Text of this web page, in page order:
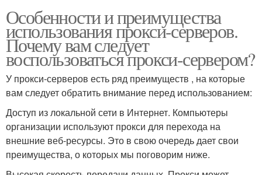
Особенности и преимущества
использования прокси-серверов.
Почему вам следует
воспользоваться прокси-сервером?
У прокси-серверов есть ряд преимуществ , на которые
вам следует обратить внимание перед использованием:
Доступ из локальной сети в Интернет. Компьютеры
организации используют прокси для перехода на
внешние веб-ресурсы. Это в свою очередь дает свои
преимущества, о которых мы поговорим ниже.